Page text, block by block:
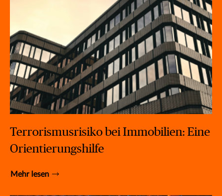
Terrorismusrisiko bei Immobilien: Eine
Orientierungshilfe
Mehr lesen